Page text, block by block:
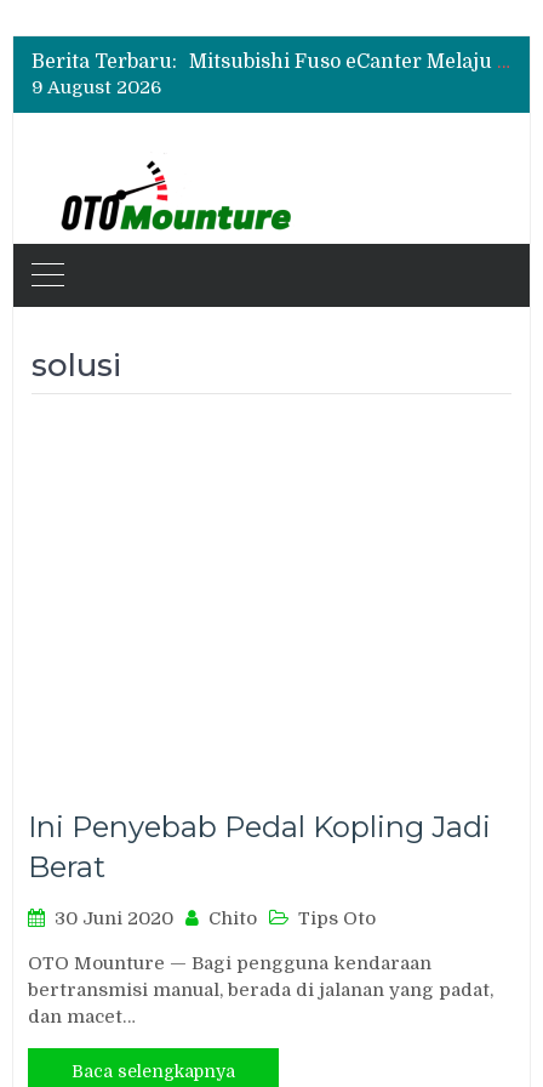
Berita Terbaru:
Mitsubishi Fuso Dorong Armada Minim Downtime lewat VIP Fleet Training 2026
Mitsubishi Fuso eCanter Melaju di Bisnis Logistik, Fastana Jadi Pengguna Baru
Mitsubishi Fuso Dorong Armada Minim Downtime lewat VIP Fleet Training 2026
9 August 2026
solusi
Ini Penyebab Pedal Kopling Jadi
Berat
30 Juni 2020 Chito Tips Oto
OTO Mounture — Bagi pengguna kendaraan
bertransmisi manual, berada di jalanan yang padat,
dan macet…
Baca selengkapnya